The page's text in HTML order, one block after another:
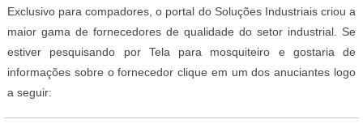
Exclusivo para compadores, o portal do Soluções Industriais criou a
maior gama de fornecedores de qualidade do setor industrial. Se
estiver pesquisando por Tela para mosquiteiro e gostaria de
informações sobre o fornecedor clique em um dos anuciantes logo
a seguir: